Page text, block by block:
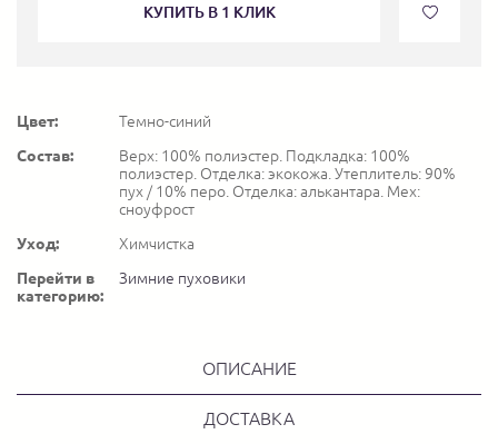
КУПИТЬ В 1 КЛИК
Цвет:
Темно-синий
Состав:
Верх: 100% полиэстер. Подкладка: 100%
полиэстер. Отделка: экокожа. Утеплитель: 90%
пух / 10% перо. Отделка: алькантара. Мех:
сноуфрост
Уход:
Химчистка
Перейти в
категорию:
Зимние пуховики
ОПИСАНИЕ
ДОСТАВКА